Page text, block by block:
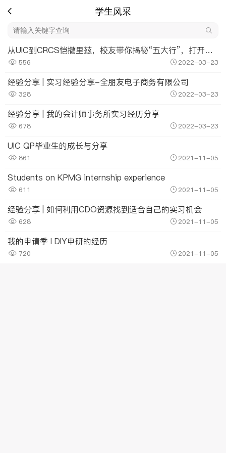
学生风采
从UIC到CRCS恺撒里玆，校友带你揭秘“五大行”，打开职业新视窗
556 2022-03-23
经验分享 | 实习经验分享-全朋友电子商务有限公司
328 2022-03-23
经验分享 | 我的会计师事务所实习经历分享
678 2022-03-23
UIC QP毕业生的成长与分享
861 2021-11-05
Students on KPMG internship experience
611 2021-11-05
经验分享 | 如何利用CDO资源找到适合自己的实习机会
628 2021-11-05
我的申请季 I DIY申研的经历
720 2021-11-05